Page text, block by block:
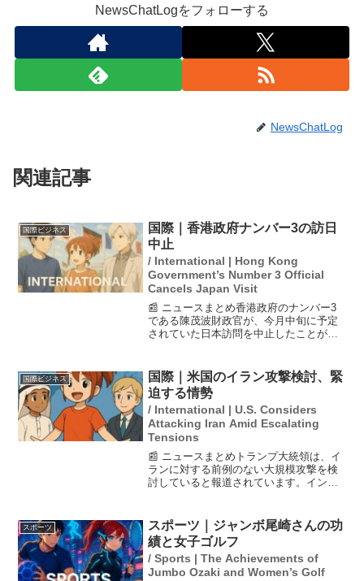
NewsChatLogをフォローする
NewsChatLog
関連記事
国際ビジネス
国際｜香港政府ナンバー3の訪日
中止
/ International | Hong Kong
Government’s Number 3 Official
Cancels Japan Visit
📰 ニュースまとめ香港政府のナンバー3
である陳茂波財政官が、今月中旬に予定
されていた日本訪問を中止したことが複
が発生する前の段階で日本側に通知され
ており、高市早苗首相の...
国際ビジネス
国際｜米国のイラン攻撃検討、緊
迫する情勢
/ International | U.S. Considers
Attacking Iran Amid Escalating
Tensions
📰 ニュースまとめトランプ大統領は、イ
ランに対する前例のない大規模攻撃を検
討していると報道されています。インタ
の動きは、ホルムズ海峡や紅海でのサウ
ジ石油タンカーへの攻撃...
スポーツ
スポーツ｜ジャンボ尾崎さんの功
績と女子ゴルフ
/ Sports | The Achievements of
Jumbo Ozaki and Women’s Golf